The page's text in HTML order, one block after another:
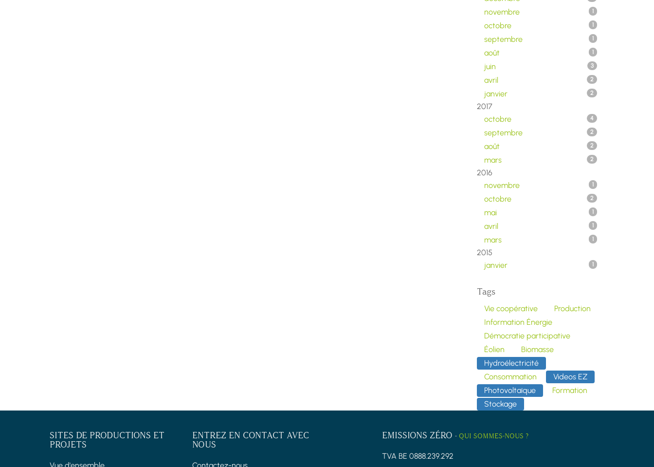
novembre 1
octobre 1
septembre 1
août 1
juin 3
avril 2
janvier 2
2017
octobre
4
septembre 2
août 2
mars 2
2016
novembre
1
octobre 2
mai 1
avril 1
mars 1
2015
janvier
1
Tags
Vie coopérative
Production
Information Énergie
Démocratie participative
Éolien
Biomasse
Hydroélectricité
Consommation
Videos EZ
Photovoltaïque
Formation
Stockage
SITES DE PRODUCTIONS ET
PROJETS
ENTREZ EN CONTACT AVEC
NOUS
EMISSIONS ZÉRO - QUI SOMMES-NOUS ?
TVA BE 0888.239.292